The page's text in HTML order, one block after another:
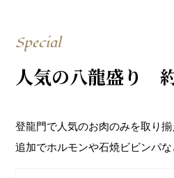
Special
人気の八龍盛り
登龍門で人気のお肉のみを取り
追加でホルモンや石焼ビビンパ